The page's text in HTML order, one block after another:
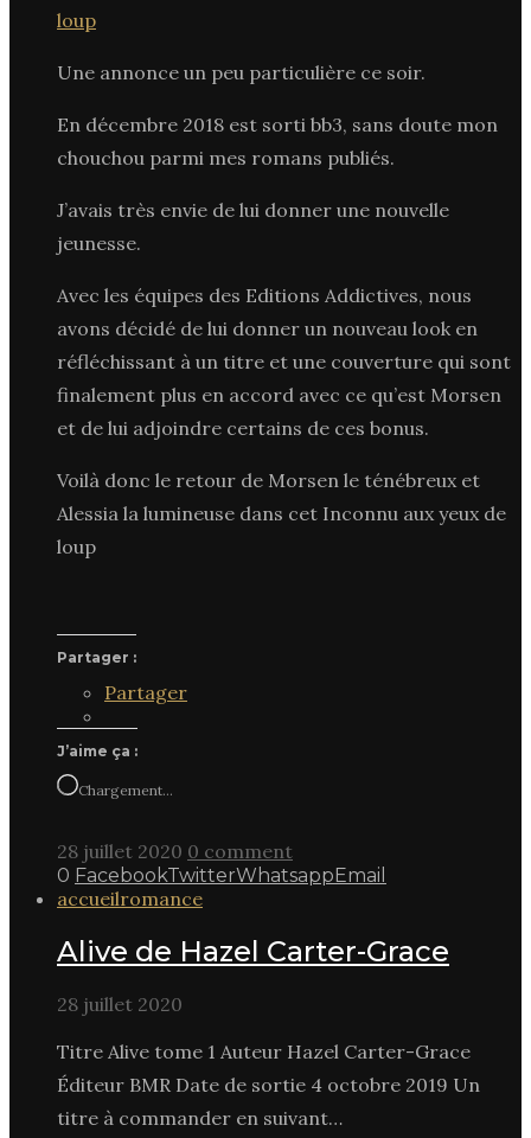
loup
Une annonce un peu particulière ce soir.
En décembre 2018 est sorti bb3, sans doute mon
chouchou parmi mes romans publiés.
J’avais très envie de lui donner une nouvelle
jeunesse.
Avec les équipes des Editions Addictives, nous
avons décidé de lui donner un nouveau look en
réfléchissant à un titre et une couverture qui sont
finalement plus en accord avec ce qu’est Morsen
et de lui adjoindre certains de ces bonus.
Voilà donc le retour de Morsen le ténébreux et
Alessia la lumineuse dans cet Inconnu aux yeux de
loup
Partager :
Partager
J’aime ça :
Chargement…
28 juillet 2020 0 comment
0 FacebookTwitterWhatsappEmail
accueilromance
Alive de Hazel Carter-Grace
28 juillet 2020
Titre Alive tome 1 Auteur Hazel Carter-Grace
Éditeur BMR Date de sortie 4 octobre 2019 Un
titre à commander en suivant…